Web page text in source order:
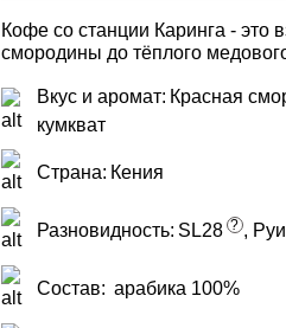
Кофе со станции Каринга - это
смородины до тёплого
Вкус и аромат: Красная
кумкват
Страна: Кения
Разновидность: SL28 ? ,
Состав: арабика 100%